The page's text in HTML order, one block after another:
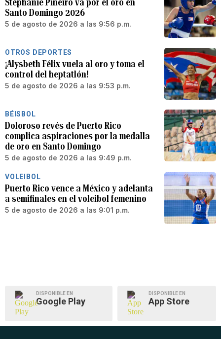
Stephanie Piñeiro va por el oro en
Santo Domingo 2026
5 de agosto de 2026 a las 9:56 p.m.
OTROS DEPORTES
¡Alysbeth Félix vuela al oro y toma el
control del heptatlón!
5 de agosto de 2026 a las 9:53 p.m.
BÉISBOL
Doloroso revés de Puerto Rico
complica aspiraciones por la medalla
de oro en Santo Domingo
5 de agosto de 2026 a las 9:49 p.m.
VOLEIBOL
Puerto Rico vence a México y adelanta
a semifinales en el voleibol femenino
5 de agosto de 2026 a las 9:01 p.m.
DISPONIBLE EN
Google Play
DISPONIBLE EN
App Store